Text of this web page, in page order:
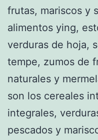
frutas, mariscos y
alimentos ying,
verduras de hoja,
tempe, zumos de
naturales y
son los cereales
integrales,
pescados y